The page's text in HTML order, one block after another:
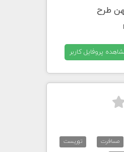
طرح
پروفایل کاربر
مسافرت
توریست